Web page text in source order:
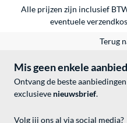
Alle prijzen zijn inclusief
eventuele
Terug
Mis geen enkele
Ontvang de beste
exclusieve nieuwsbrief.
Volg jij ons al via social media?